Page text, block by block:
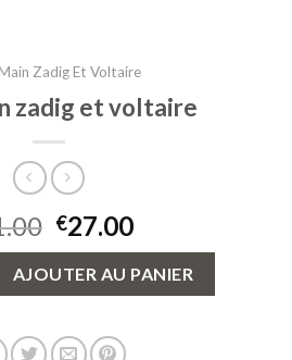
Zadig Et Voltaire
zadig et voltaire
€27.00
AJOUTER AU PANIER